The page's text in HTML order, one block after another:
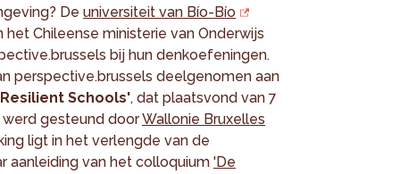
Deuniversiteit van Bío-Bío
het Chileense ministerie van Onderwijs
bij hun denkoefeningen.
perspective.brussels deelgenomen aan
Schools', dat plaatsvond van 7
werd gesteund doorWallonie Bruxelles
ligt in het verlengde van de
aanleiding van het colloquium'De